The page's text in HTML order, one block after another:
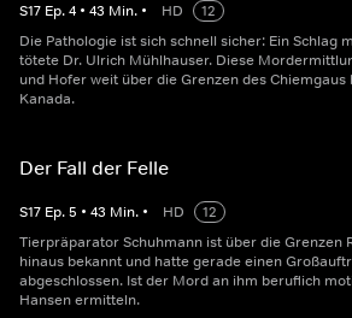
S17 Ep.4 • 43 Min. • HD
12
Die Pathologie ist sich schnell sicher: Ein Schlag
tötete Dr. Ulrich Mühlhauser. Diese
und Hofer weit über die Grenzen des Chiemgaus
Kanada.
Der Fall der Felle
S17 Ep.5 • 43 Min. • HD
12
Tierpräparator Schuhmann ist über die Grenzen
hinaus bekannt und hatte gerade einen
abgeschlossen. Ist der Mord an ihm beruflich
Hansen ermitteln.